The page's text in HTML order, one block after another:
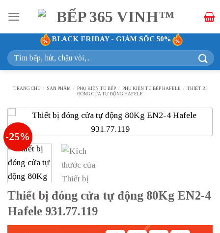
qua
nội
dung
BLACK FRIDAY - GIẢM SỐC 50%
Tìm
kiếm:
TRANG CHỦ / SẢN PHẨM / PHỤ KIỆN TỦ BẾP / PHỤ KIỆN TỦ BẾP HAFELE / THIẾT BỊ
ĐÓNG CỬA TỰ ĐỘNG HAFELE
-25%
Thiết bị đóng cửa tự động 80Kg EN2-4
Hafele 931.77.119